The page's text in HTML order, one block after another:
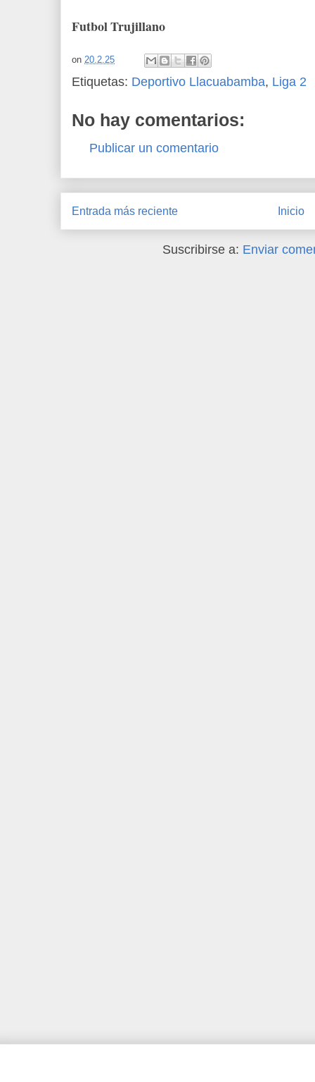
Futbol Trujillano
on 20.2.25
Etiquetas: Deportivo Llacuabamba, Liga 2
No hay comentarios:
Publicar un comentario
Entrada más reciente Inicio
Suscribirse a: Enviar